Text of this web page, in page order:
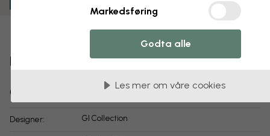
Fiskevatn tidleg morgon
Om produktene:
Designer: GI Collection
Markedsføring
Godta alle
Les mer om våre cookies